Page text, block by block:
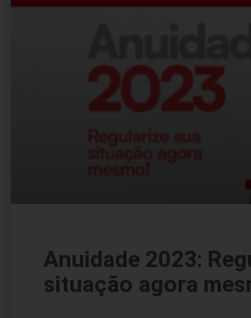
Anuidade 2023:
situação agora